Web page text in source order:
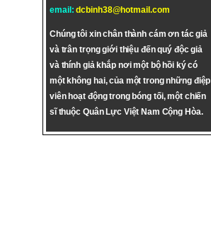
email:dcbinh38@hotmail.com
Chúng tôi xin chân thành cám ơn tác giả
và trân trọng giới thiệu đến quý độc giả
và thính giả khắp nơi một bộ hồi ký có
một không hai, của một trong những điệp
viên hoạt động trong bóng tối, một chiến
sĩ thuộc Quân Lực Việt Nam Cộng Hòa.